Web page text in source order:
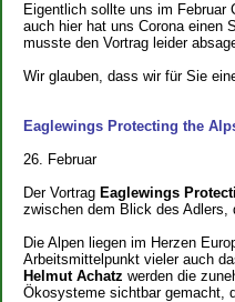
Eigentlich sollte uns im Februar
auch hier hat uns Corona einen
musste den Vortrag leider
Wir glauben, dass wir für Sie
Eaglewings Protecting the
26. Februar
Der Vortrag Eaglewings
zwischen dem Blick des Adlers,
Die Alpen liegen im Herzen
Arbeitsmittelpunkt vieler auch
Helmut Achatz werden die
Ökosysteme sichtbar gemacht,